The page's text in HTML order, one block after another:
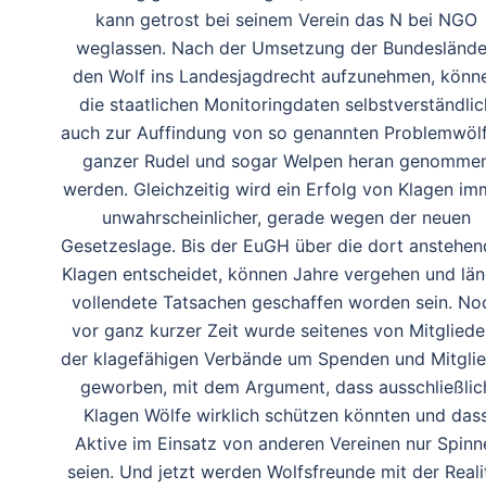
kann getrost bei seinem Verein das N bei NGO
weglassen. Nach der Umsetzung der
den Wolf ins Landesjagdrecht aufzunehmen,
die staatlichen Monitoringdaten
auch zur Auffindung von so genannten
ganzer Rudel und sogar Welpen heran
werden. Gleichzeitig wird ein Erfolg von Klagen
unwahrscheinlicher, gerade wegen der neuen
Gesetzeslage. Bis der EuGH über die dort
Klagen entscheidet, können Jahre vergehen und
vollendete Tatsachen geschaffen worden sein.
vor ganz kurzer Zeit wurde seitenes von
der klagefähigen Verbände um Spenden und
geworben, mit dem Argument, dass
Klagen Wölfe wirklich schützen könnten und
Aktive im Einsatz von anderen Vereinen nur
seien. Und jetzt werden Wolfsfreunde mit der